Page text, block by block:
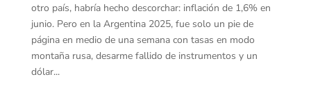
otro país, habría hecho descorchar: inflación de 1,6% en
junio. Pero en la Argentina 2025, fue solo un pie de
página en medio de una semana con tasas en modo
montaña rusa, desarme fallido de instrumentos y un
dólar...